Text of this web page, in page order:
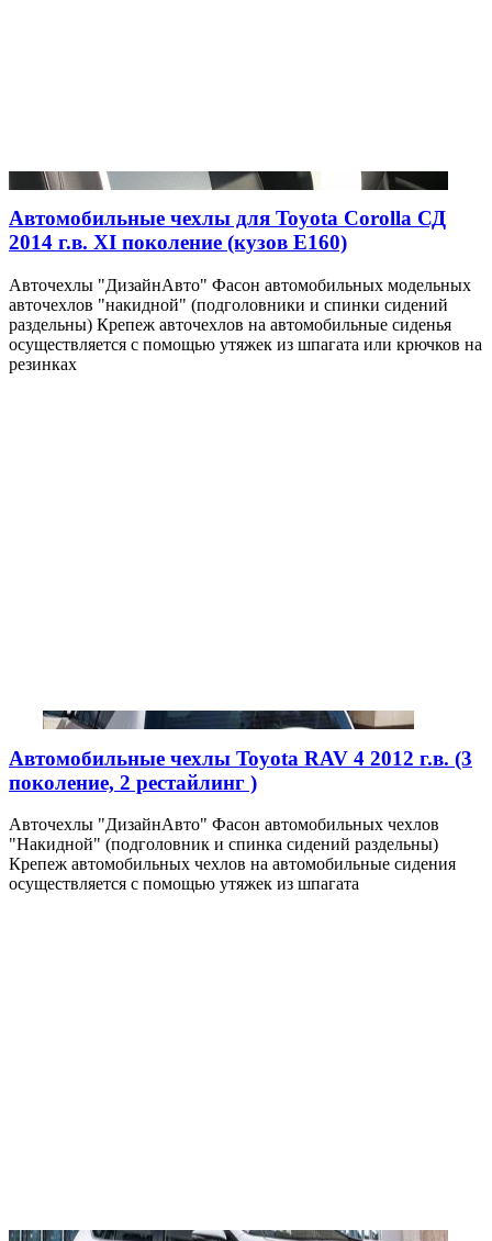
Автомобильные чехлы для Toyota Corolla СД
2014 г.в. XI поколение (кузов E160)
Авточехлы "ДизайнАвто" Фасон автомобильных модельных
авточехлов "накидной" (подголовники и спинки сидений
раздельны) Крепеж авточехлов на автомобильные сиденья
осуществляется с помощью утяжек из шпагата или крючков на
резинках
Автомобильные чехлы Toyota RAV 4 2012 г.в. (3
поколение, 2 рестайлинг )
Авточехлы "ДизайнАвто" Фасон автомобильных чехлов
"Накидной" (подголовник и спинка сидений раздельны)
Крепеж автомобильных чехлов на автомобильные сидения
осуществляется с помощью утяжек из шпагата